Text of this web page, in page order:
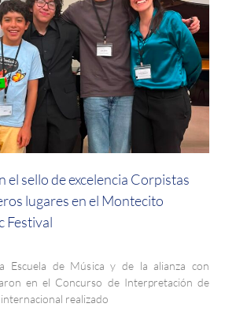
el sello de excelencia Corpistas
lugares en el Montecito
Festival
Escuela de Música y de la alianza con
en el Concurso de Interpretación de
realizado